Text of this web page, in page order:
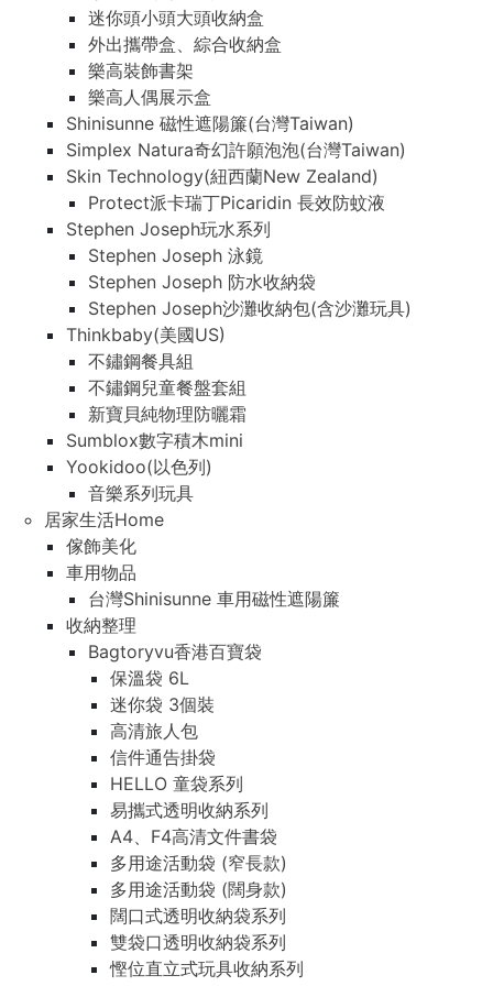
迷你頭小頭大頭收納盒
外出攜帶盒、綜合收納盒
樂高裝飾書架
樂高人偶展示盒
Shinisunne 磁性遮陽簾(台灣Taiwan)
Simplex Natura奇幻許願泡泡(台灣Taiwan)
Skin Technology(紐西蘭New Zealand)
Protect派卡瑞丁Picaridin 長效防蚊液
Stephen Joseph玩水系列
Stephen Joseph 泳鏡
Stephen Joseph 防水收納袋
Stephen Joseph沙灘收納包(含沙灘玩具)
Thinkbaby(美國US)
不鏽鋼餐具組
不鏽鋼兒童餐盤套組
新寶貝純物理防曬霜
Sumblox數字積木mini
Yookidoo(以色列)
音樂系列玩具
居家生活Home
傢飾美化
車用物品
台灣Shinisunne 車用磁性遮陽簾
收納整理
Bagtoryvu香港百寶袋
保溫袋 6L
迷你袋 3個裝
高清旅人包
信件通告掛袋
HELLO 童袋系列
易攜式透明收納系列
A4、F4高清文件書袋
多用途活動袋 (窄長款)
多用途活動袋 (闊身款)
闊口式透明收納袋系列
雙袋口透明收納袋系列
慳位直立式玩具收納系列